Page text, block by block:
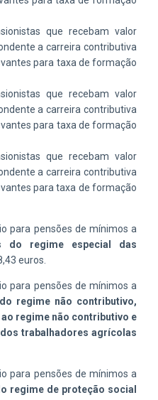
que recebam valor
a carreira contributiva
para taxa de formação
que recebam valor
a carreira contributiva
para taxa de formação
que recebam valor
a carreira contributiva
para taxa de formação
para pensões de mínimos a
do regime especial das
euros.
para pensões de mínimos a
regime não contributivo,
regime não contributivo e
trabalhadores agrícolas
para pensões de mínimos a
regime de proteção social